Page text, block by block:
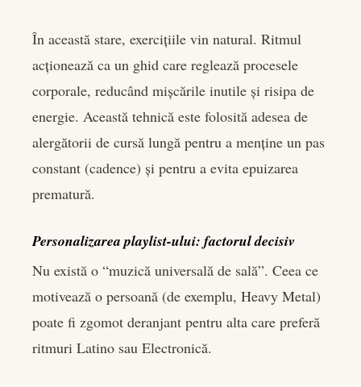
În această stare, exercițiile vin natural. Ritmul
acționează ca un ghid care reglează procesele
corporale, reducând mișcările inutile și risipa de
energie. Această tehnică este folosită adesea de
alergătorii de cursă lungă pentru a menține un pas
constant (cadence) și pentru a evita epuizarea
prematură.
Personalizarea playlist-ului: factorul decisiv
Nu există o “muzică universală de sală”. Ceea ce
motivează o persoană (de exemplu, Heavy Metal)
poate fi zgomot deranjant pentru alta care preferă
ritmuri Latino sau Electronică.